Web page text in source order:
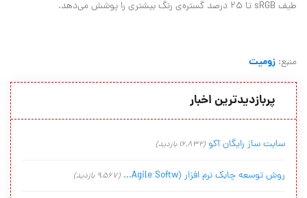
طیف sRGB تا ۲۵ درصد گستره‌ی رنگ بیشتری را پوشش می‌دهد.
منبع: زومیت
پربازدیدترین اخبار
سایت ساز رایگان آکو (16,832 بازدید)
روش توسعه چابک نرم افزار (Agile Softw... (9,567 بازدید)